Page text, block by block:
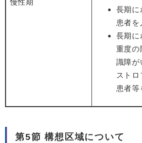
慢性期
長期に
患者
長期に
重度の
識障が
スト
患者
第5節 構想区域について